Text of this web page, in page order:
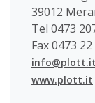
39012
Tel 0473
Fax 0473 22
info@plott.it
www.plott.it